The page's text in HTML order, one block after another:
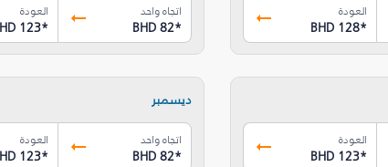
العودة
BHD 128*
اتجاه واحد
BHD 82*
العودة
123*
العودة
BHD 123*
ديسمبر
اتجاه واحد
BHD 82*
العودة
123*